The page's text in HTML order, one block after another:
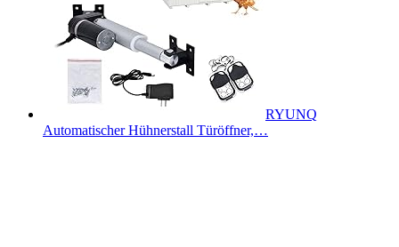
RYUNQ
Automatischer Hühnerstall Türöffner,…